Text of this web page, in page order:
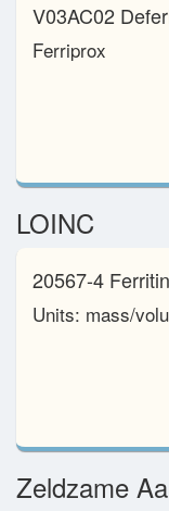
V03AC02
Ferriprox
LOINC
20567-4
Units: mass/​
Zeldzame